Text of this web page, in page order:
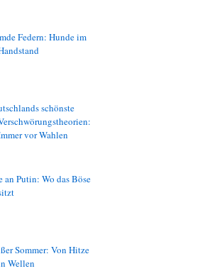
Federn: Hunde im
schönste
vor Wahlen
an Putin: Wo das Böse
Sommer: Von Hitze
Wellen